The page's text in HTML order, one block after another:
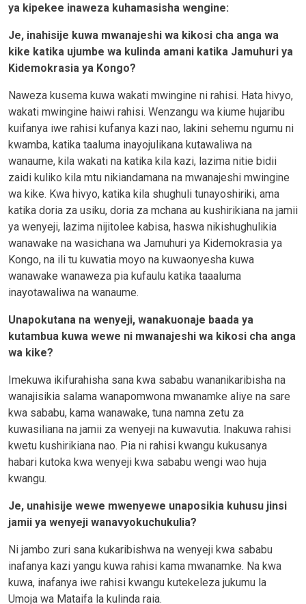
ya kipekee inaweza kuhamasisha wengine:
Je, inahisije kuwa mwanajeshi wa kikosi cha anga wa
kike katika ujumbe wa kulinda amani katika Jamuhuri ya
Kidemokrasia ya Kongo?
Naweza kusema kuwa wakati mwingine ni rahisi. Hata hivyo,
wakati mwingine haiwi rahisi. Wenzangu wa kiume hujaribu
kuifanya iwe rahisi kufanya kazi nao, lakini sehemu ngumu ni
kwamba, katika taaluma inayojulikana kutawaliwa na
wanaume, kila wakati na katika kila kazi, lazima nitie bidii
zaidi kuliko kila mtu nikiandamana na mwanajeshi mwingine
wa kike. Kwa hivyo, katika kila shughuli tunayoshiriki, ama
katika doria za usiku, doria za mchana au kushirikiana na jamii
ya wenyeji, lazima nijitolee kabisa, haswa nikishughulikia
wanawake na wasichana wa Jamuhuri ya Kidemokrasia ya
Kongo, na ili tu kuwatia moyo na kuwaonyesha kuwa
wanawake wanaweza pia kufaulu katika taaaluma
inayotawaliwa na wanaume.
Unapokutana na wenyeji, wanakuonaje baada ya
kutambua kuwa wewe ni mwanajeshi wa kikosi cha anga
wa kike?
Imekuwa ikifurahisha sana kwa sababu wananikaribisha na
wanajisikia salama wanapomwona mwanamke aliye na sare
kwa sababu, kama wanawake, tuna namna zetu za
kuwasiliana na jamii za wenyeji na kuwavutia. Inakuwa rahisi
kwetu kushirikiana nao. Pia ni rahisi kwangu kukusanya
habari kutoka kwa wenyeji kwa sababu wengi wao huja
kwangu.
Je, unahisije wewe mwenyewe unaposikia kuhusu jinsi
jamii ya wenyeji wanavyokuchukulia?
Ni jambo zuri sana kukaribishwa na wenyeji kwa sababu
inafanya kazi yangu kuwa rahisi kama mwanamke. Na kwa
kuwa, inafanya iwe rahisi kwangu kutekeleza jukumu la
Umoja wa Mataifa la kulinda raia.